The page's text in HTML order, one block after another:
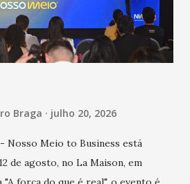
é uma epidemia com chance de
gerar um grande risco à
saúde. “Precisamos saber fazer a
doença, para não so...
Braga julho 20, 2026
Nosso Meio to Business está
de agosto, no La Maison, em